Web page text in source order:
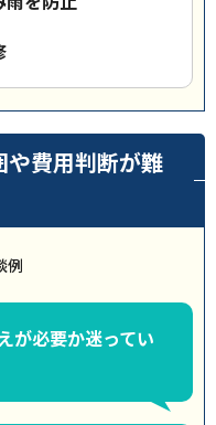
費用判断が難
例
が必要か迷ってい